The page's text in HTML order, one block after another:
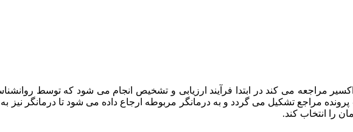
مراجعه می کند در ابتدا فرآیند ارزیابی و تشخیص انجام می شود که توسط
مراجع تشکیل می گردد و به درمانگر مربوطه ارجاع داده می شود تا درمانگر
را انتخاب کند.